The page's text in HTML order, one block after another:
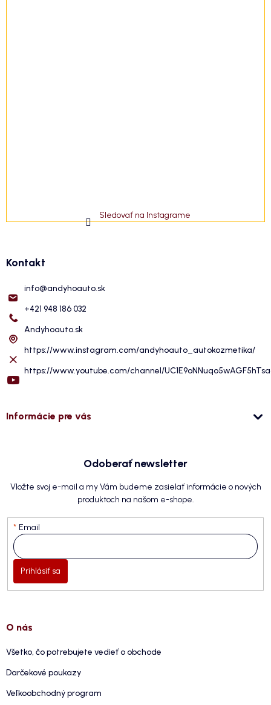
Sledovať na Instagrame
Kontakt
info@andyhoauto.sk
+421 948 186 032
Andyhoauto.sk
https://www.instagram.com/andyhoauto_autokozmetika/
https://www.youtube.com/channel/
Informácie pre vás
Odoberať newsletter
Vložte svoj e-mail a my Vám budeme zasielať informácie o nových
produktoch na našom e-shope.
Email
Prihlásiť sa
O nás
Všetko, čo potrebujete vedieť o obchode
Darčekové poukazy
Veľkoobchodný program